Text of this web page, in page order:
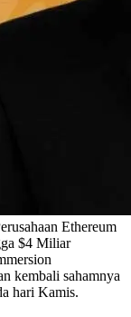
Ethereum
$4 Miliar
kembali sahamnya
hari Kamis.